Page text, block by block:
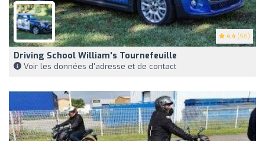
4.4 (96)
Driving School William's Tournefeuille
Voir les données d'adresse et de contact